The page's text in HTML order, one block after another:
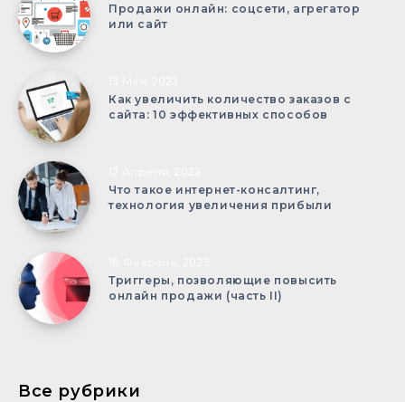
Продажи онлайн: соцсети, агрегатор
или сайт
Как увеличить количество заказов с
сайта: 10 эффективных способов
Что такое интернет-консалтинг,
технология увеличения прибыли
Триггеры, позволяющие повысить
онлайн продажи (часть II)
Все рубрики